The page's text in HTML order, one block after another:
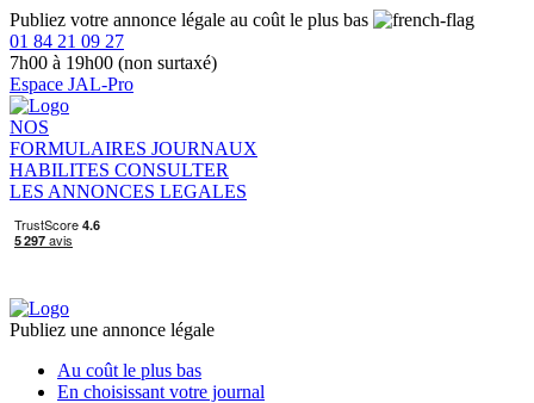
Publiez votre annonce légale au coût le plus bas
01 84 21 09 27
7h00 à 19h00 (non surtaxé)
Espace JAL-Pro
NOS
FORMULAIRES JOURNAUX
HABILITES CONSULTER
LES ANNONCES LEGALES
Publiez une annonce légale
Au coût le plus bas
En choisissant votre journal